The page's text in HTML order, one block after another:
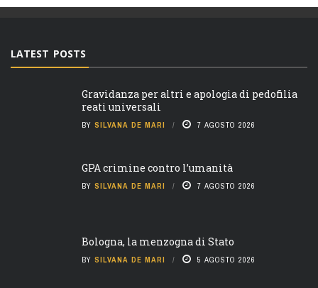
LATEST POSTS
Gravidanza per altri e apologia di pedofilia
reati universali
BY SILVANA DE MARI 7 AGOSTO 2026
GPA crimine contro l’umanità
BY SILVANA DE MARI 7 AGOSTO 2026
Bologna, la menzogna di Stato
BY SILVANA DE MARI 5 AGOSTO 2026